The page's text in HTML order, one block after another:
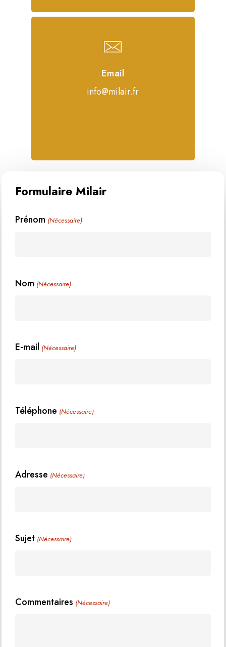
Email
info@milair.fr
Formulaire Milair
Prénom (Nécessaire)
Nom (Nécessaire)
E-mail (Nécessaire)
Téléphone (Nécessaire)
Adresse (Nécessaire)
Sujet (Nécessaire)
Commentaires (Nécessaire)